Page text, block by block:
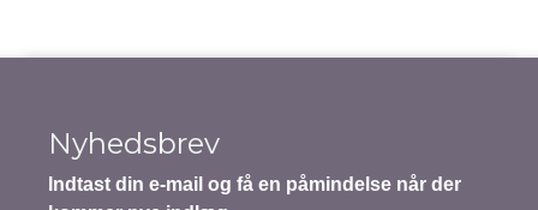
Nyhedsbrev
Indtast din e-mail og få en påmindelse når der